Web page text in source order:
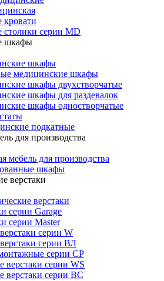
серии MD
шкафы
шкафы
медицинские шкафы
шкафы двухстворчатые
шкафы для раздевалок
шкафы одностворчатые
подкатные
для производства
мебель для производства
шкафы
верстаки
верстаки
серии Garage
серии Master
серии W
серии ВЛ
серии СР
верстаки серии WS
верстаки серии ВС